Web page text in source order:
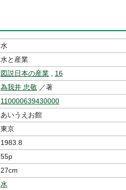
水
水と産業
図説日本の産業
16
為我井 忠敬 ／著
110000639430000
あいうえお館
東京
1983.8
55p
27cm
水